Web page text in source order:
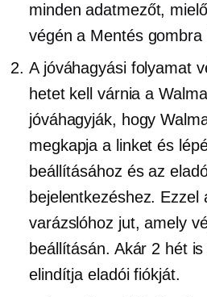
minden adatmezőt,
végén a Mentés gombra
A jóváhagyási folyamat
hetet kell várnia a
jóváhagyják, hogy
megkapja a linket és
beállításához és az
bejelentkezéshez. Ezzel
varázslóhoz jut, amely
beállításán. Akár 2 hét
elindítja eladói fiókját.